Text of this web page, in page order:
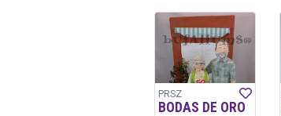
PRSZ
BODAS DE ORO